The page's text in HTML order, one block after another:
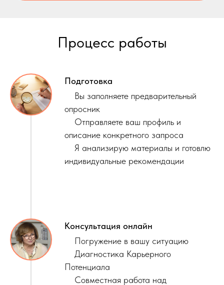
Процесс работы
Подготовка
Вы заполняете предварительный
опросник
Отправляете ваш профиль и
описание конкретного запроса
Я анализирую материалы и готовлю
индивидуальные рекомендации
Консультация онлайн
Погружение в вашу ситуацию
Диагностика Карьерного
Потенциала
Совместная работа над